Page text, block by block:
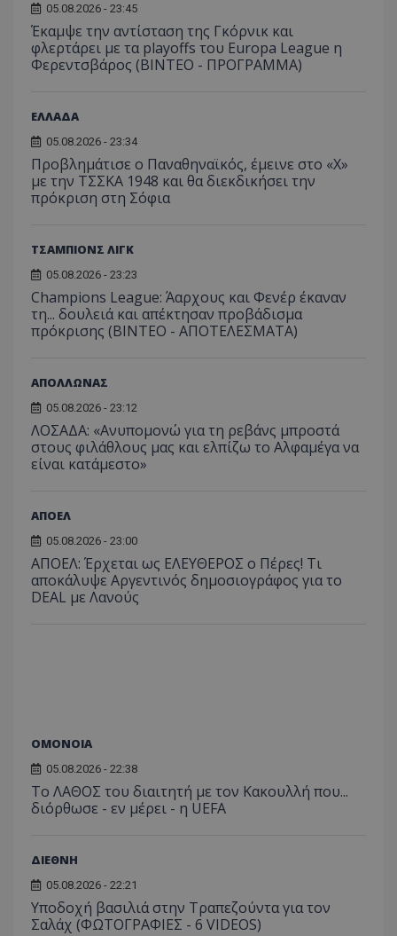
05.08.2026 - 23:45
Έκαμψε την αντίσταση της Γκόρνικ και
φλερτάρει με τα playoffs του Europa League η
Φερεντσβάρος (ΒΙΝΤΕΟ - ΠΡΟΓΡΑΜΜΑ)
ΕΛΛΑΔΑ
05.08.2026 - 23:34
Προβλημάτισε ο Παναθηναϊκός, έμεινε στο «Χ»
με την ΤΣΣΚΑ 1948 και θα διεκδικήσει την
πρόκριση στη Σόφια
ΤΣΑΜΠΙΟΝΣ ΛΙΓΚ
05.08.2026 - 23:23
Champions League: Άαρχους και Φενέρ έκαναν
τη... δουλειά και απέκτησαν προβάδισμα
πρόκρισης (ΒΙΝΤΕΟ - ΑΠΟΤΕΛΕΣΜΑΤΑ)
ΑΠΟΛΛΩΝΑΣ
05.08.2026 - 23:12
ΛΟΣΑΔΑ: «Ανυπομονώ για τη ρεβάνς μπροστά
στους φιλάθλους μας και ελπίζω το Αλφαμέγα να
είναι κατάμεστο»
ΑΠΟΕΛ
05.08.2026 - 23:00
ΑΠΟΕΛ: Έρχεται ως ΕΛΕΥΘΕΡΟΣ ο Πέρες! Τι
αποκάλυψε Αργεντινός δημοσιογράφος για το
DEAL με Λανούς
ΟΜΟΝΟΙΑ
05.08.2026 - 22:38
Το ΛΑΘΟΣ του διαιτητή με τον Κακουλλή που...
διόρθωσε - εν μέρει - η UEFA
ΔΙΕΘΝΗ
05.08.2026 - 22:21
Υποδοχή βασιλιά στην Τραπεζούντα για τον
Σαλάχ (ΦΩΤΟΓΡΑΦΙΕΣ - 6 VIDEOS)